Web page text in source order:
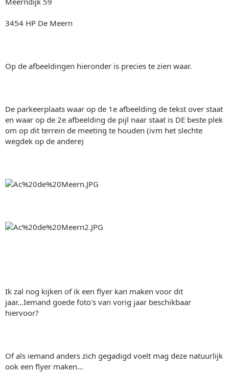
3454 HP De Meern
Op de afbeeldingen hieronder is precies te zien waar.
De parkeerplaats waar op de 1e afbeelding de tekst over staat
en waar op de 2e afbeelding de pijl naar staat is DE beste plek
om op dit terrein de meeting te houden (ivm het slechte
wegdek op de andere)
Ik zal nog kijken of ik een flyer kan maken voor dit
jaar...Iemand goede foto's van vorig jaar beschikbaar
hiervoor?
Of als iemand anders zich gegadigd voelt mag deze natuurlijk
ook een flyer maken...